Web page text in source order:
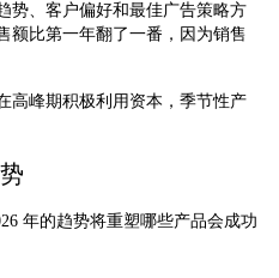
势、客户偏好和最佳广告策略方
额比第一年翻了一番，因为销售
高峰期积极利用资本，季节性产
年的趋势将重塑哪些产品会成功